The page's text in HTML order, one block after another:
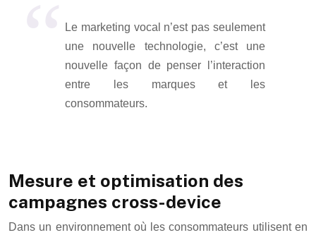
Le marketing vocal n’est pas seulement
une nouvelle technologie, c’est une
nouvelle façon de penser l’interaction
entre les marques et les
consommateurs.
Mesure et optimisation des
campagnes cross-device
Dans un environnement où les consommateurs utilisent en